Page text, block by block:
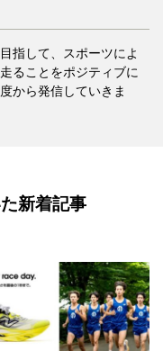
指して、スポーツによ
ることをポジティブに
から発信していきま
新着記事